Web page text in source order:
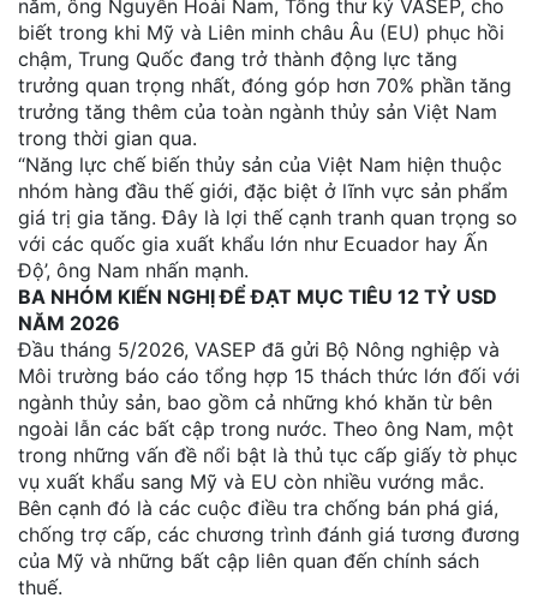
năm, ông Nguyễn Hoài Nam, Tổng thư ký VASEP, cho
biết trong khi Mỹ và Liên minh châu Âu (EU) phục hồi
chậm, Trung Quốc đang trở thành động lực tăng
trưởng quan trọng nhất, đóng góp hơn 70% phần tăng
trưởng tăng thêm của toàn ngành thủy sản Việt Nam
trong thời gian qua.
“Năng lực chế biến thủy sản của Việt Nam hiện thuộc
nhóm hàng đầu thế giới, đặc biệt ở lĩnh vực sản phẩm
giá trị gia tăng. Đây là lợi thế cạnh tranh quan trọng so
với các quốc gia xuất khẩu lớn như Ecuador hay Ấn
Độ’, ông Nam nhấn mạnh.
BA NHÓM KIẾN NGHỊ ĐỂ ĐẠT MỤC TIÊU 12 TỶ USD
NĂM 2026
Đầu tháng 5/2026, VASEP đã gửi Bộ Nông nghiệp và
Môi trường báo cáo tổng hợp 15 thách thức lớn đối với
ngành thủy sản, bao gồm cả những khó khăn từ bên
ngoài lẫn các bất cập trong nước. Theo ông Nam, một
trong những vấn đề nổi bật là thủ tục cấp giấy tờ phục
vụ xuất khẩu sang Mỹ và EU còn nhiều vướng mắc.
Bên cạnh đó là các cuộc điều tra chống bán phá giá,
chống trợ cấp, các chương trình đánh giá tương đương
của Mỹ và những bất cập liên quan đến chính sách
thuế.